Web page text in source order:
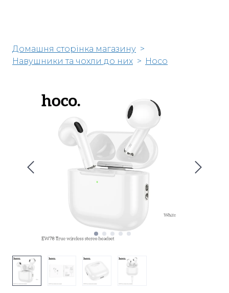
Домашня сторінка магазину
Навушники та чохли до них
Hoco